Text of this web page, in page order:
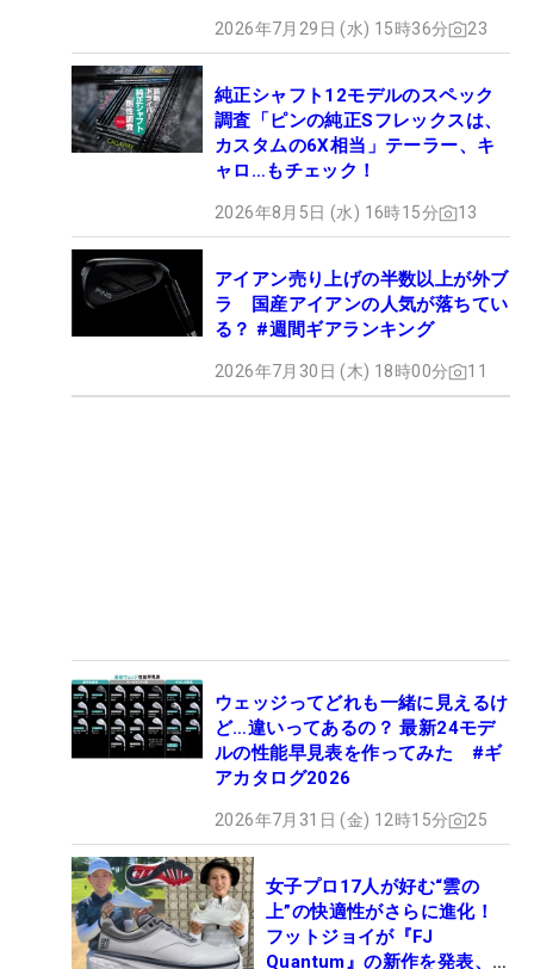
2026年7月29日 (水) 15時36分 23
純正シャフト12モデルのスペック
調査「ピンの純正Sフレックスは、
カスタムの6X相当」テーラー、キ
ャロ…もチェック！
2026年8月5日 (水) 16時15分 13
アイアン売り上げの半数以上が外ブ
ラ 国産アイアンの人気が落ちてい
る？ #週間ギアランキング
2026年7月30日 (木) 18時00分 11
ウェッジってどれも一緒に見えるけ
ど…違いってあるの？ 最新24モデ
ルの性能早見表を作ってみた #ギ
アカタログ2026
2026年7月31日 (金) 12時15分 25
女子プロ17人が好む“雲の
上”の快適性がさらに進化！
フットジョイが『FJ
Quantum』の新作を発表、8